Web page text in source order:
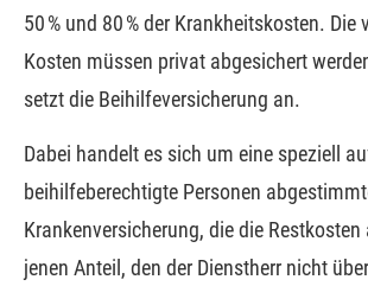
50 % und 80 % der Krankheitskosten. Die
Kosten müssen privat abgesichert
setzt die Beihilfeversicherung an.
Dabei handelt es sich um eine speziell
beihilfeberechtigte Per­sonen
Kranken­ver­si­che­rung, die die
jenen Anteil, den der Dienstherr nicht